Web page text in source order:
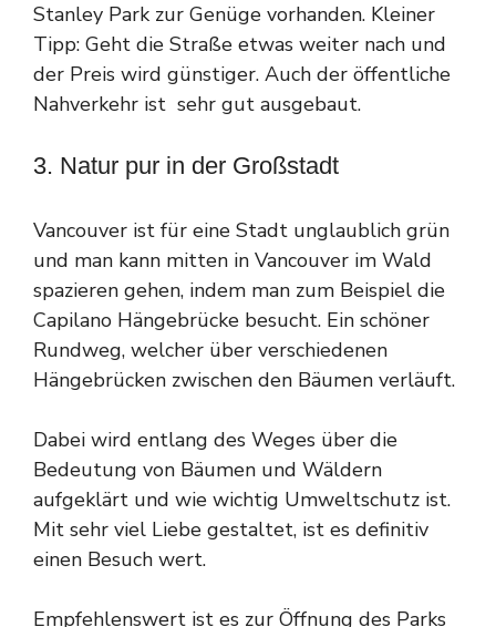
Stanley Park zur Genüge vorhanden. Kleiner
Tipp: Geht die Straße etwas weiter nach und
der Preis wird günstiger. Auch der öffentliche
Nahverkehr ist sehr gut ausgebaut.
3. Natur pur in der Großstadt
Vancouver ist für eine Stadt unglaublich grün
und man kann mitten in Vancouver im Wald
spazieren gehen, indem man zum Beispiel die
Capilano Hängebrücke besucht. Ein schöner
Rundweg, welcher über verschiedenen
Hängebrücken zwischen den Bäumen verläuft.
Dabei wird entlang des Weges über die
Bedeutung von Bäumen und Wäldern
aufgeklärt und wie wichtig Umweltschutz ist.
Mit sehr viel Liebe gestaltet, ist es definitiv
einen Besuch wert.
Empfehlenswert ist es zur Öffnung des Parks